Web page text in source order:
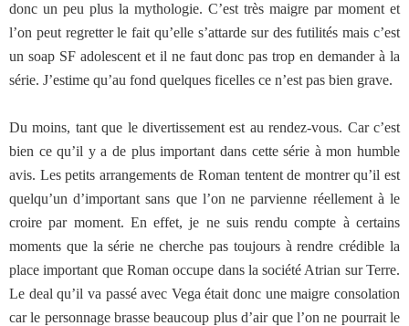
donc un peu plus la mythologie. C’est très maigre par moment et
l’on peut regretter le fait qu’elle s’attarde sur des futilités mais c’est
un soap SF adolescent et il ne faut donc pas trop en demander à la
série. J’estime qu’au fond quelques ficelles ce n’est pas bien grave.
Du moins, tant que le divertissement est au rendez-vous. Car c’est
bien ce qu’il y a de plus important dans cette série à mon humble
avis. Les petits arrangements de Roman tentent de montrer qu’il est
quelqu’un d’important sans que l’on ne parvienne réellement à le
croire par moment. En effet, je ne suis rendu compte à certains
moments que la série ne cherche pas toujours à rendre crédible la
place important que Roman occupe dans la société Atrian sur Terre.
Le deal qu’il va passé avec Vega était donc une maigre consolation
car le personnage brasse beaucoup plus d’air que l’on ne pourrait le